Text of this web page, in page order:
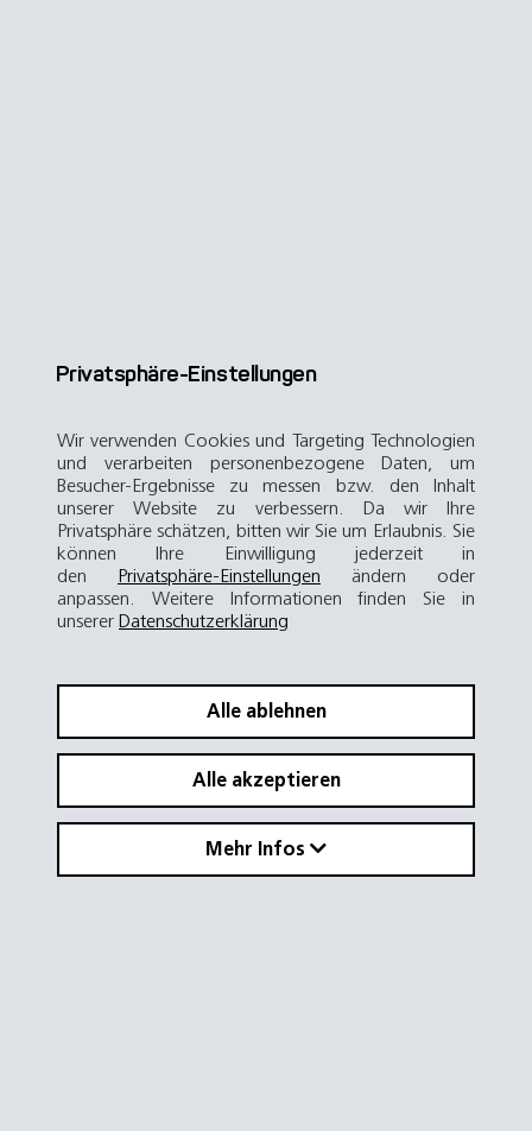
Privatsphäre-Einstellungen
Wir verwenden Cookies und Targeting Technologien
und verarbeiten personenbezogene Daten, um
Besucher-Ergebnisse zu messen bzw. den Inhalt
unserer Website zu verbessern. Da wir Ihre
Privatsphäre schätzen, bitten wir Sie um Erlaubnis. Sie
können Ihre Einwilligung jederzeit in
den Privatsphäre-Einstellungen ändern oder
anpassen. Weitere Informationen finden Sie in
unserer Datenschutzerklärung
Alle ablehnen
Alle akzeptieren
Mehr Infos